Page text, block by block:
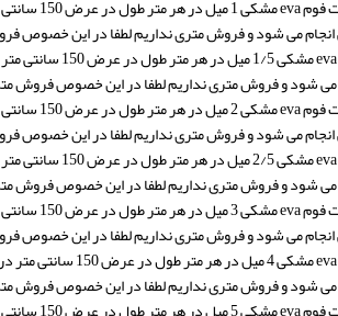
می شود و فروش متری نداریم لطفا در این خصوص فروش متری
شود و فروش متری نداریم لطفا در این خصوص فروش متری با ما
می شود و فروش متری نداریم لطفا در این خصوص فروش متری
شود و فروش متری نداریم لطفا در این خصوص فروش متری با ما
می شود و فروش متری نداریم لطفا در این خصوص فروش متری
شود و فروش متری نداریم لطفا در این خصوص فروش متری با ما